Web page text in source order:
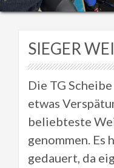
SIEGER
Die TG
etwas
beliebteste
genommen. Es
gedauert, da